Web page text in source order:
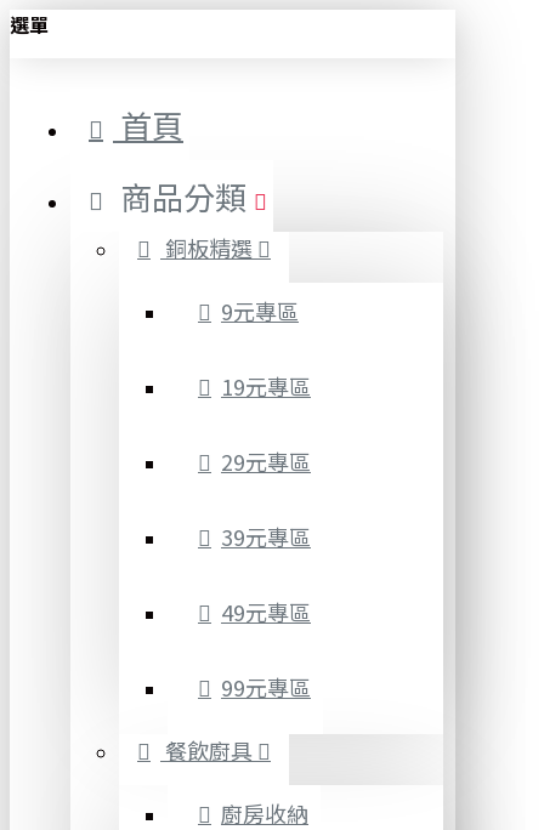
選單
首頁
商品分類
銅板精選
9元專區
19元專區
29元專區
39元專區
49元專區
99元專區
餐飲廚具
廚房收納